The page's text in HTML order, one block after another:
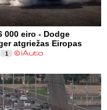
000 eiro - Dodge
atgriežas Eiropas
1